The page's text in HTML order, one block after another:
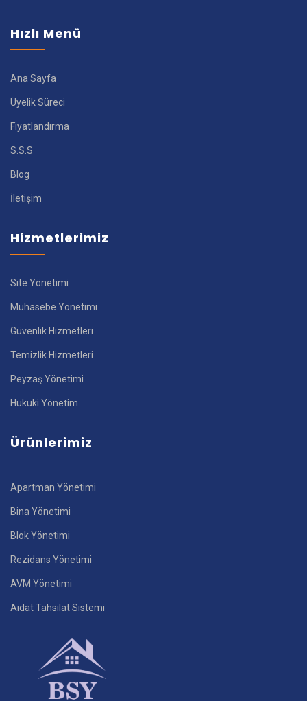
Hızlı Menü
Ana Sayfa
Üyelik Süreci
Fiyatlandırma
S.S.S
Blog
İletişim
Hizmetlerimiz
Site Yönetimi
Muhasebe Yönetimi
Güvenlik Hizmetleri
Temizlik Hizmetleri
Peyzaş Yönetimi
Hukuki Yönetim
Ürünlerimiz
Apartman Yönetimi
Bina Yönetimi
Blok Yönetimi
Rezidans Yönetimi
AVM Yönetimi
Aidat Tahsilat Sistemi